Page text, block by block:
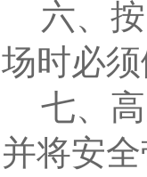
六、按
场时必
七、高
并将安